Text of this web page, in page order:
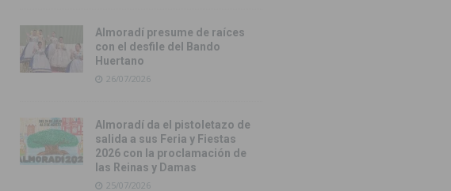
Almoradí presume de raíces
con el desfile del Bando
Huertano
26/07/2026
Almoradí da el pistoletazo de
salida a sus Feria y Fiestas
2026 con la proclamación de
las Reinas y Damas
25/07/2026